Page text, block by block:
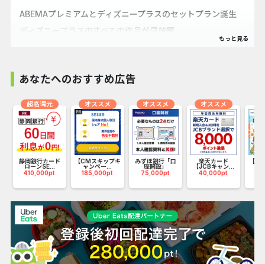
ABEMAプレミアムとディズニープラスのセットプラン誕生
ディズニープラスのすべての作品が見放題
ABEMAは新作映画、国内外の人気ドラマ、話題のアニメや
スポーツ、恋愛番組など、多彩なジャンルを放送中！
オリジナルエピソード数は国内発の動画サービスで日本
No.1（※1）を誇り、総エピソード数は常時約3万以上を配
信。
スマートフォンやPC、タブレット、テレビデバイスなどに
合わせて番組を視聴いただけます。
あなたへのおすすめ広告
静岡銀行カード
ローンSE...
410,000pt
超高還元
【CMスキップキ
ャンペー...
185,000pt
オススメ
みずほ銀行「口
座開設」
75,000pt
オススメ
楽天カード
【JCBキャン...
40,000pt
オススメ
【リ